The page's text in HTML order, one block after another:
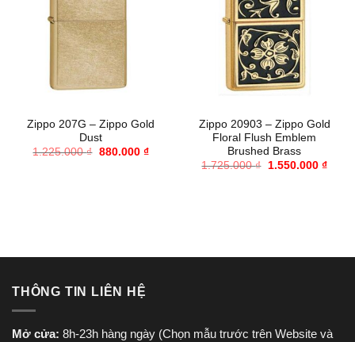
Zippo 207G – Zippo Gold
Dust
1.225.000₫ Giá
880.000 ₫Giá
Zippo 20903 – Zippo Gold
Floral Flush Emblem
Brushed Brass
1.725.000₫
Giá
1.550.000 ₫Giá
THÔNG TIN LIÊN HỆ
Mở cửa: 8h-23h hàng ngày (Chọn mẫu trước trên Website và